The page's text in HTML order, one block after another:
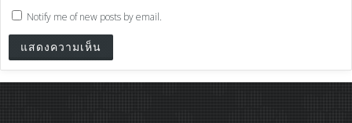
Notify me of new posts by email.